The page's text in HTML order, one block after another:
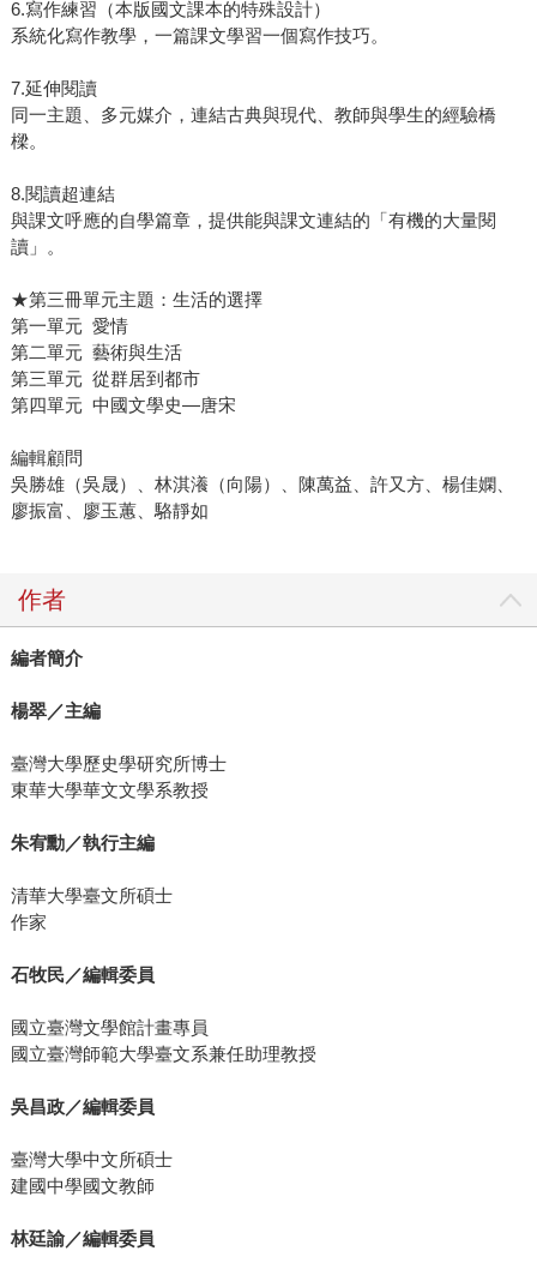
6.寫作練習（本版國文課本的特殊設計）
系統化寫作教學，一篇課文學習一個寫作技巧。
7.延伸閱讀
同一主題、多元媒介，連結古典與現代、教師與學生的經驗橋
樑。
8.閱讀超連結
與課文呼應的自學篇章，提供能與課文連結的「有機的大量閱
讀」。
★第三冊單元主題：生活的選擇
第一單元 愛情
第二單元 藝術與生活
第三單元 從群居到都市
第四單元 中國文學史—唐宋
編輯顧問
吳勝雄（吳晟）、林淇瀁（向陽）、陳萬益、許又方、楊佳嫻、
廖振富、廖玉蕙、駱靜如
作者
編者簡介
楊翠／主編
臺灣大學歷史學研究所博士
東華大學華文文學系教授
朱宥勳／執行主編
清華大學臺文所碩士
作家
石牧民／編輯委員
國立臺灣文學館計畫專員
國立臺灣師範大學臺文系兼任助理教授
吳昌政／編輯委員
臺灣大學中文所碩士
建國中學國文教師
林廷諭／編輯委員